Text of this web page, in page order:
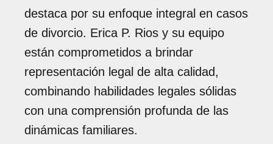
destaca por su enfoque integral en casos
de divorcio. Erica P. Rios y su equipo
están comprometidos a brindar
representación legal de alta calidad,
combinando habilidades legales sólidas
con una comprensión profunda de las
dinámicas familiares.